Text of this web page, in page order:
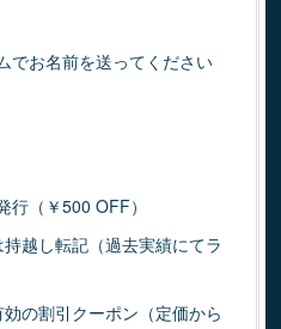
でお名前を送ってください
行（￥500 OFF）
越し転記（過去実績にてラ
の割引クーポン（定価から